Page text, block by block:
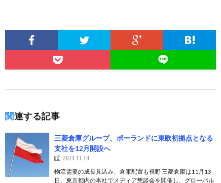
関連する記事
三菱倉庫グループ、ポーランドに東欧初拠点となる
支社を12月開設へ
2024.11.14
物流需要の成長見込み、倉庫配置も視野 三菱倉庫は11月13
日、東京都内の本社でメディア懇談会を開催し、グローバル